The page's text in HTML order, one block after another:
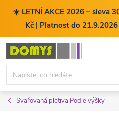
☀️ LETNÍ AKCE 2026 – sleva
Kč | Platnost do
Přejít
obsah
Svařovaná pletiva Podle výšky